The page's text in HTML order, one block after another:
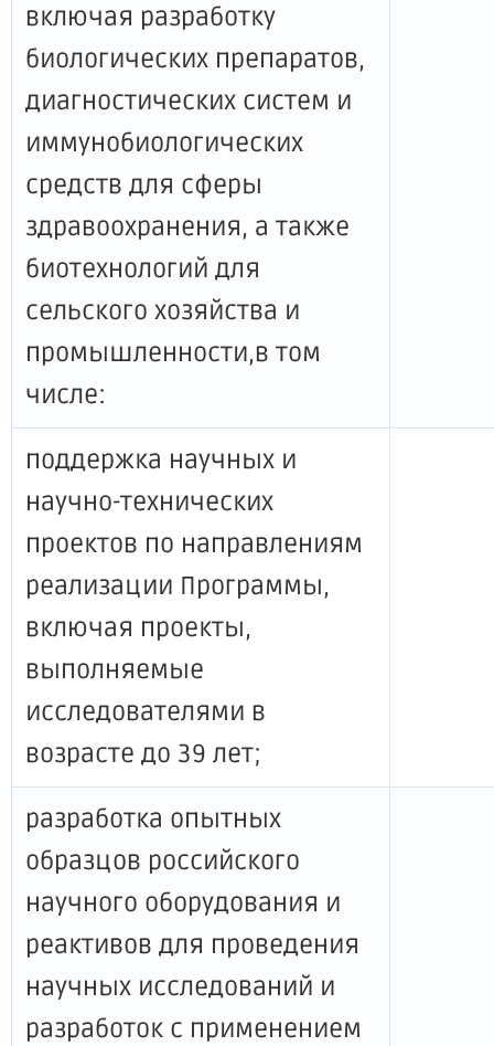
включая разработку
биологических препаратов,
диагностических систем и
иммунобиологических
средств для сферы
здравоохранения, а также
биотехнологий для
сельского хозяйства и
промышленности,в том
числе:
поддержка научных и
научно-технических
проектов по направлениям
реализации Программы,
включая проекты,
выполняемые
исследователями в
возрасте до 39 лет;
разработка опытных
образцов российского
научного оборудования и
реактивов для проведения
научных исследований и
разработок с применением